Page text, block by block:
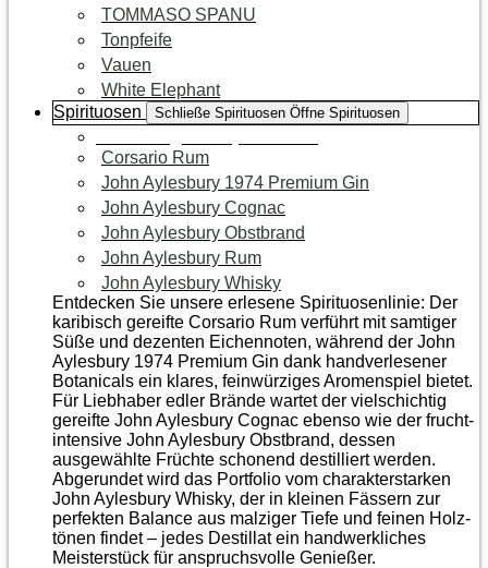
TOMMASO SPANU
Tonpfeife
Vauen
White Elephant
Spirituosen
Schließe Spirituosen Öffne Spirituosen
Corsario Rum
John Aylesbury 1974 Premium Gin
John Aylesbury Cognac
John Aylesbury Obstbrand
John Aylesbury Rum
John Aylesbury Whisky
Entdecken Sie unsere erlesene Spirituosenlinie: Der
karibisch gereifte Corsario Rum verführt mit samtiger
Süße und dezenten Eichen­noten, während der John
Aylesbury 1974 Premium Gin dank handverlesener
Botanicals ein klares, feinwürziges Aromenspiel bietet.
Für Liebhaber edler Brände wartet der vielschichtig
gereifte John Aylesbury Cognac ebenso wie der frucht­
intensive John Aylesbury Obstbrand, dessen
ausgewählte Früchte schonend destilliert werden.
Abgerundet wird das Portfolio vom charakterstarken
John Aylesbury Whisky, der in kleinen Fässern zur
perfekten Balance aus malziger Tiefe und feinen Holz­
tönen findet – jedes Destillat ein handwerkliches
Meister­stück für anspruchsvolle Genießer.